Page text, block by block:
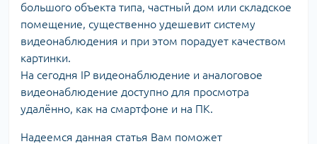
большого объекта типа, частный дом или складское
помещение, существенно удешевит систему
видеонаблюдения и при этом порадует качеством
картинки.
На сегодня IP видеонаблюдение и аналоговое
видеонаблюдение доступно для просмотра
удалённо, как на смартфоне и на ПК.
Надеемся данная статья Вам поможет